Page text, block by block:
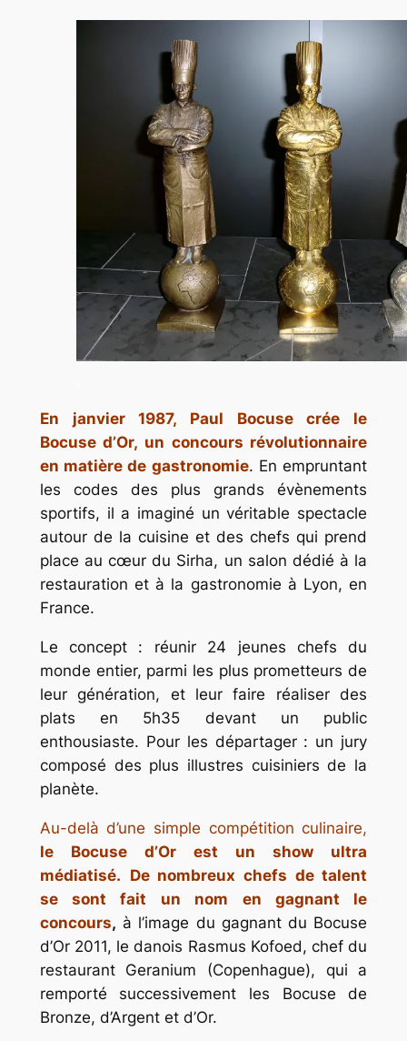
En janvier 1987, Paul Bocuse crée le
Bocuse d’Or, un concours révolutionnaire
en matière de gastronomie. En empruntant
les codes des plus grands évènements
sportifs, il a imaginé un véritable spectacle
autour de la cuisine et des chefs qui prend
place au cœur du Sirha, un salon dédié à la
restauration et à la gastronomie à Lyon, en
France.
Le concept : réunir 24 jeunes chefs du
monde entier, parmi les plus prometteurs de
leur génération, et leur faire réaliser des
plats en 5h35 devant un public
enthousiaste. Pour les départager : un jury
composé des plus illustres cuisiniers de la
planète.
Au-delà d’une simple compétition culinaire,
le Bocuse d’Or est un show ultra
médiatisé. De nombreux chefs de talent
se sont fait un nom en gagnant le
concours, à l’image du gagnant du Bocuse
d’Or 2011, le danois Rasmus Kofoed, chef du
restaurant Geranium (Copenhague), qui a
remporté successivement les Bocuse de
Bronze, d’Argent et d’Or.